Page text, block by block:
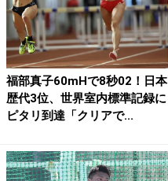
福部真子60mHで8秒02！日本
歴代3位、世界室内標準記録に
ピタリ到達「クリアで...